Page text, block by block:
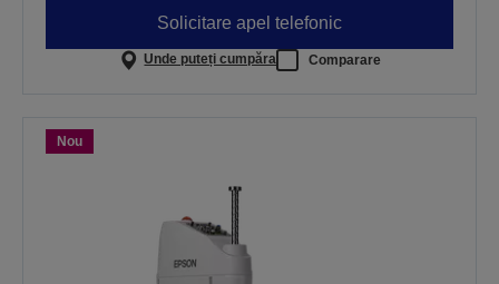
Solicitare apel telefonic
Unde puteți cumpăra Comparare
Nou